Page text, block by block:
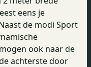
eens je
de modi Sport
ook naar de
achterste door